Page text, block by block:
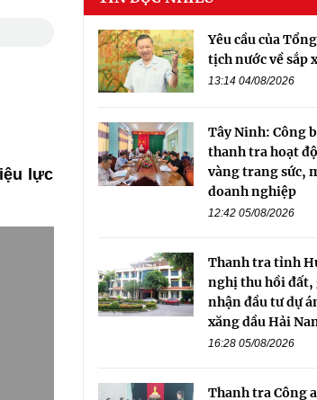
lực
Yêu cầu của
tịch nước về sắp
13:14 04/08/2026
Tây Ninh: Công
thanh tra hoạt
vàng trang sức,
doanh nghiệp
12:42 05/08/2026
Thanh tra tỉnh
nghị thu hồi đất,
nhận đầu tư dự
xăng dầu Hải
16:28 05/08/2026
Thanh tra Công